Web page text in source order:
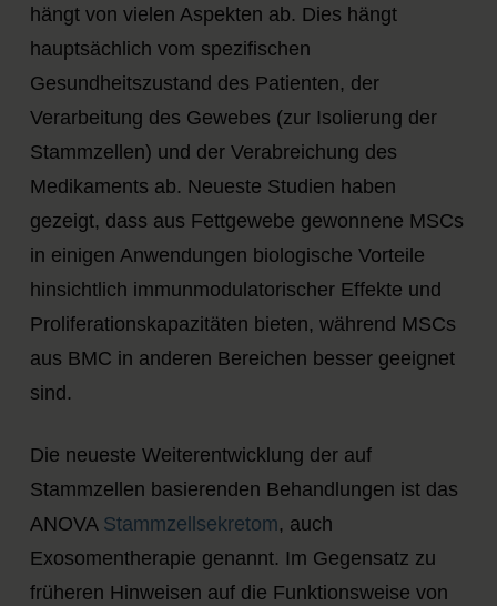
hängt von vielen Aspekten ab. Dies hängt
hauptsächlich vom spezifischen
Gesundheitszustand des Patienten, der
Verarbeitung des Gewebes (zur Isolierung der
Stammzellen) und der Verabreichung des
Medikaments ab. Neueste Studien haben
gezeigt, dass aus Fettgewebe gewonnene MSCs
in einigen Anwendungen biologische Vorteile
hinsichtlich immunmodulatorischer Effekte und
Proliferationskapazitäten bieten, während MSCs
aus BMC in anderen Bereichen besser geeignet
sind.
Die neueste Weiterentwicklung der auf
Stammzellen basierenden Behandlungen ist das
ANOVA Stammzellsekretom, auch
Exosomentherapie genannt. Im Gegensatz zu
früheren Hinweisen auf die Funktionsweise von